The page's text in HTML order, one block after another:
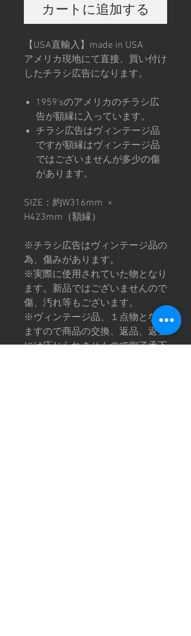
カートに追加する
【USA直輸入】made in USA
アメリカ現地にて直接、買い付け
したチラシ広告になります。
1959'sのアメリカのチラシ広
告が額縁に入っています。
チラシ広告はヴィンテージ品
ですが額縁はヴィンテージ品
ではございませんが多少の傷
があります。
SIZE：約W316mm ×
H423mm（額縁）
※チラシ広告はヴィンテージ品の
為、傷みがあります。
※実際に使用されていた物となり
ます。新品ではございませんので
傷、汚れ等もございます。
※ヴィンテージ品、１点物となり
ますので商品の交換、返品、返金
には応じられませんので御了承下